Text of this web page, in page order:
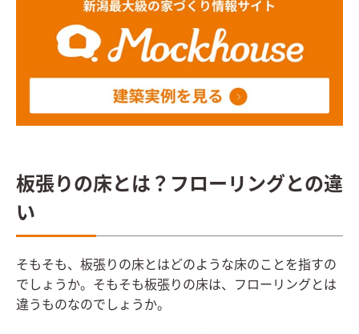
板張りの床とは？フローリングとの違
い
そもそも、板張りの床とはどのような床のことを指すの
でしょうか。そもそも板張りの床は、フローリングとは
違うものなのでしょうか。